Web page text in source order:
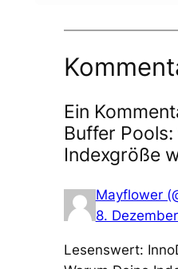
Ein
Buffer
Indexgröße
Mayflower
8.
Lesenswert: